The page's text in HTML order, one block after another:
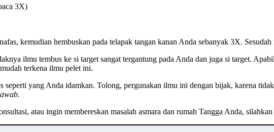
3X)
kemudian hembuskan pada telapak tangan kanan Anda sebanyak 3X.
ilmu tembus ke si target sangat tergantung pada Anda dan juga si target.
terkena ilmu pelet ini.
seperti yang Anda idamkan. Tolong, pergunakan ilmu ini dengan bijak, karena
atau ingin membereskan masalah asmara dan rumah Tangga Anda,